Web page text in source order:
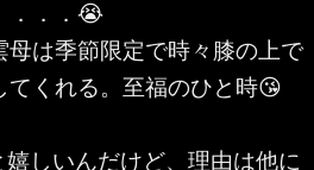
．．．😭
母は季節限定で時々膝の上で
てくれる。至福のひと時😘
しいんだけど、理由は他に